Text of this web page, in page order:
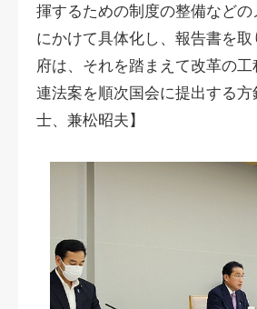
揮するための制度の整備など
にかけて具体化し、報告書を
府は、それを踏まえて改革の工
連法案を順次国会に提出する方
士、兼松昭夫】